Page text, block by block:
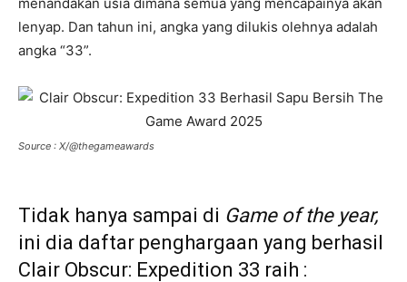
lenyap. Dan tahun ini, angka yang dilukis olehnya adalah
angka “33”.
Source : X/@thegameawards
Tidak hanya sampai di Game of the year,
ini dia daftar penghargaan yang berhasil
Clair Obscur: Expedition 33 raih :